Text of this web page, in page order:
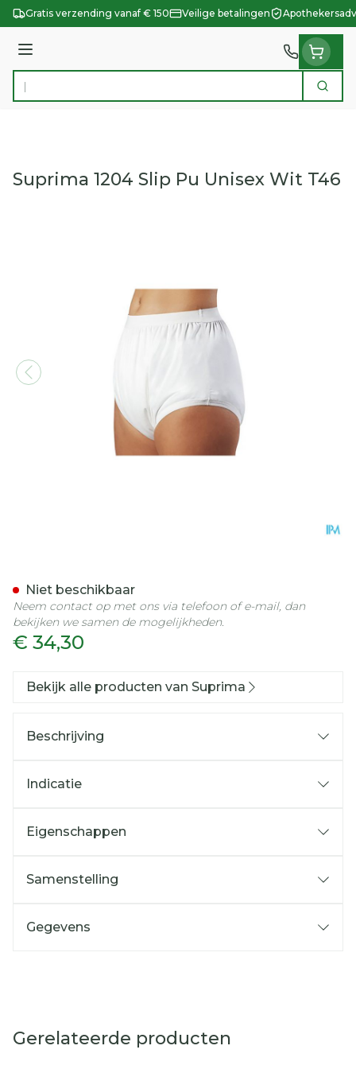
Ga naar de inhoud
Gratis verzending vanaf € 150 Veilige betalingen
Menu
Product, merk, categorie... Zoek
Suprima 1204 Slip Pu Unisex Wit T46
€ 34,30
Niet beschikbaar
Neem contact op met ons via telefoon of e-mail, dan
bekijken we samen de mogelijkheden.
Bekijk alle producten van Suprima
Beschrijving
Indicatie
Eigenschappen
Samenstelling
Gegevens
Gerelateerde producten